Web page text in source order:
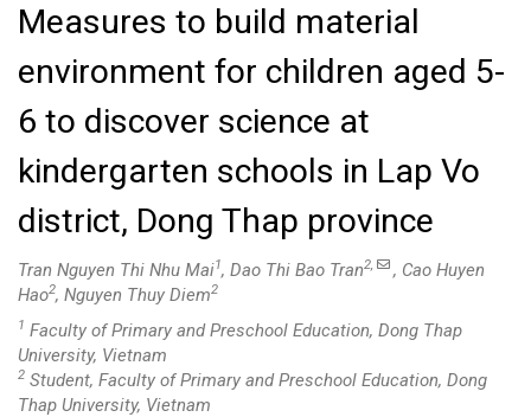
Measures to build material
environment for children aged 5-
6 to discover science at
kindergarten schools in Lap Vo
district, Dong Thap province
Tran Nguyen Thi Nhu Mai1, Dao Thi Bao Tran2,
, Cao Huyen
Hao2, Nguyen Thuy Diem2
1 Faculty of Primary and Preschool Education, Dong Thap
University, Vietnam
2 Student, Faculty of Primary and Preschool Education, Dong
Thap University, Vietnam